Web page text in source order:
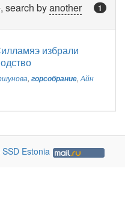
1
, search byanother
избрали
, горсобрание,Айн
SSD Estonia